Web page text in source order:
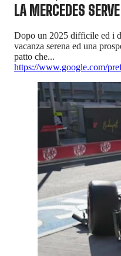
LA MERCEDES
Dopo un 2025 difficile ed i
vacanza serena ed una
patto che...
https://www.google.com/